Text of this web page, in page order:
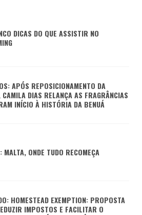
DICAS DO QUE ASSISTIR NO
APÓS REPOSICIONAMENTO DA
CAMILA DIAS RELANÇA AS FRAGRÂNCIAS
INÍCIO À HISTÓRIA DA BENUÁ
MALTA, ONDE TUDO RECOMEÇA
HOMESTEAD EXEMPTION: PROPOSTA
IMPOSTOS E FACILITAR O